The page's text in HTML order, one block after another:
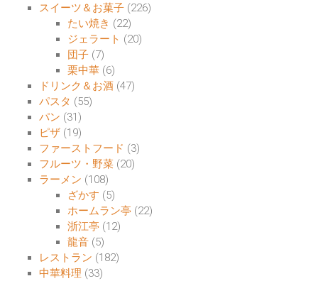
スイーツ＆お菓子 (226)
たい焼き (22)
ジェラート (20)
団子 (7)
栗中華 (6)
ドリンク＆お酒 (47)
パスタ (55)
パン (31)
ピザ (19)
ファーストフード (3)
フルーツ・野菜 (20)
ラーメン (108)
ざかす (5)
ホームラン亭 (22)
浙江亭 (12)
龍音 (5)
レストラン (182)
中華料理 (33)